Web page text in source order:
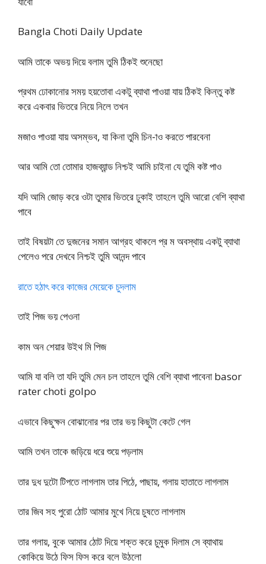
Bangla Choti Daily Update
আমি তাকে অভয় দিয়ে বলাম তুমি ঠিকই শুনেছো
প্রথম ঢোকানোর সময় হয়তোবা একটু ব্যাথা পাওয়া যায় ঠিকই কিন্তু কষ্ট
করে একবার ভিতরে নিয়ে নিলে তখন
মজাও পাওয়া যায় অসম্ভব, যা কিনা তুমি চিন-াও করতে পারবেনা
আর আমি তো তোমার হাজব্যান্ড নিশ্চই আমি চাইনা যে তুমি কষ্ট পাও
যদি আমি জোড় করে ওটা তুমার ভিতরে ঢুকাই তাহলে তুমি আরো বেশি ব্যাথা
পাবে
তাই বিষয়টা তে দুজনের সমান আগ্রহ থাকলে প্র ম অবস্থায় একটু ব্যাথা
পেলেও পরে দেখবে নিশ্চই তুমি আনন্দ পাবে
রাতে হঠাৎ করে কাজের মেয়েকে চুদলাম
তাই পিজ ভয় পেওনা
কাম অন শেয়ার উইথ মি পিজ
আমি যা বলি তা যদি তুমি মেন চল তাহলে তুমি বেশি ব্যাথা পাবেনা basor
rater choti golpo
এভাবে কিছুক্ষন বোঝানোর পর তার ভয় কিছুটা কেটে গেল
আমি তখন তাকে জড়িয়ে ধরে শুয়ে পড়লাম
তার দুধ দুটো টিপতে লাগলাম তার পিঠে, পাছায়, গলায় হাতাতে লাগলাম
তার জিব সহ পুরো ঠোট আমার মুখে নিয়ে চুষতে লাগলাম
তার গলায়, বুকে আমার ঠোট দিয়ে শক্ত করে চুমুক দিলাম সে ব্যাথায়
কোকিয়ে উঠে ফিস ফিস করে বলে উঠলো